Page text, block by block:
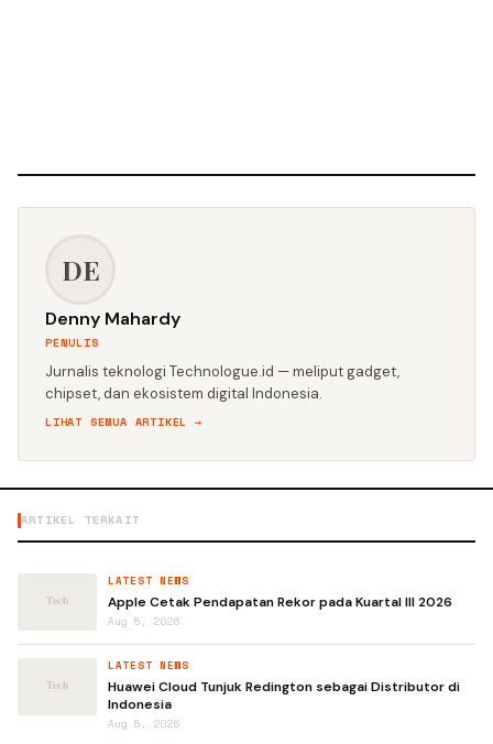
DE
Denny Mahardy
PENULIS
Jurnalis teknologi Technologue.id — meliput gadget,
chipset, dan ekosistem digital Indonesia.
LIHAT SEMUA ARTIKEL →
ARTIKEL TERKAIT
LATEST NEWS
Apple Cetak Pendapatan Rekor pada Kuartal III 2026
Aug 5, 2026
LATEST NEWS
Huawei Cloud Tunjuk Redington sebagai Distributor di
Indonesia
Aug 5, 2026